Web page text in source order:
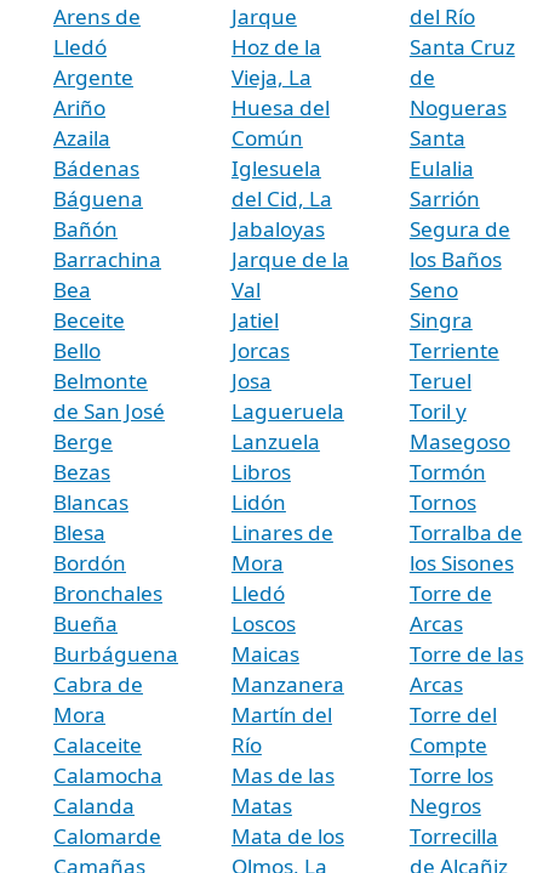
Arens de
Lledó
Argente
Ariño
Azaila
Bádenas
Báguena
Bañón
Barrachina
Bea
Beceite
Bello
Belmonte
de San José
Berge
Bezas
Blancas
Blesa
Bordón
Bronchales
Bueña
Burbáguena
Cabra de
Mora
Calaceite
Calamocha
Calanda
Calomarde
Camañas
Jarque
Hoz de la
Vieja, La
Huesa del
Común
Iglesuela
del Cid, La
Jabaloyas
Jarque de la
Val
Jatiel
Jorcas
Josa
Lagueruela
Lanzuela
Libros
Lidón
Linares de
Mora
Lledó
Loscos
Maicas
Manzanera
Martín del
Río
Mas de las
Matas
Mata de los
Olmos, La
del Río
Santa Cruz
de
Nogueras
Santa
Eulalia
Sarrión
Segura de
los Baños
Seno
Singra
Terriente
Teruel
Toril y
Masegoso
Tormón
Tornos
Torralba de
los Sisones
Torre de
Arcas
Torre de las
Arcas
Torre del
Compte
Torre los
Negros
Torrecilla
de Alcañiz